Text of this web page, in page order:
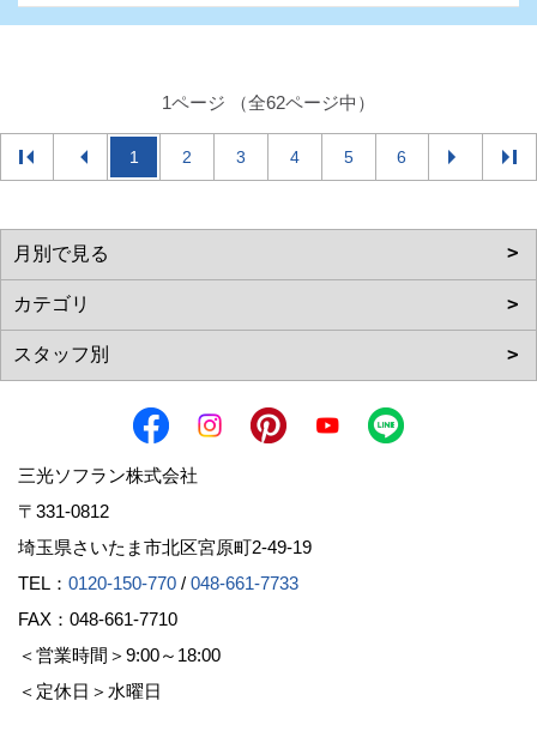
1ページ （全62ページ中）
1 2 3 4 5 6
三光ソフラン株式会社
〒331-0812
埼玉県さいたま市北区宮原町2-49-19
TEL： 0120-150-770 / 048-661-7733
FAX：048-661-7710
＜営業時間＞9:00～18:00
＜定休日＞水曜日